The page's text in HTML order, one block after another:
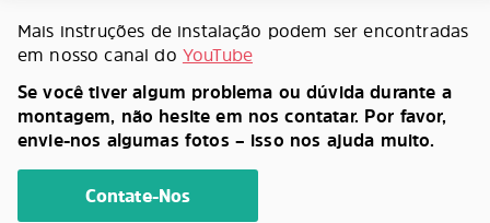
Mais instruções de instalação podem ser encontradas
em nosso canal do YouTube
Se você tiver algum problema ou dúvida durante a
montagem, não hesite em nos contatar. Por favor,
envie-nos algumas fotos – isso nos ajuda muito.
Contate-Nos